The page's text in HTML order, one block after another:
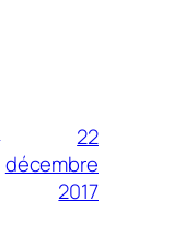
22
décembre
2017